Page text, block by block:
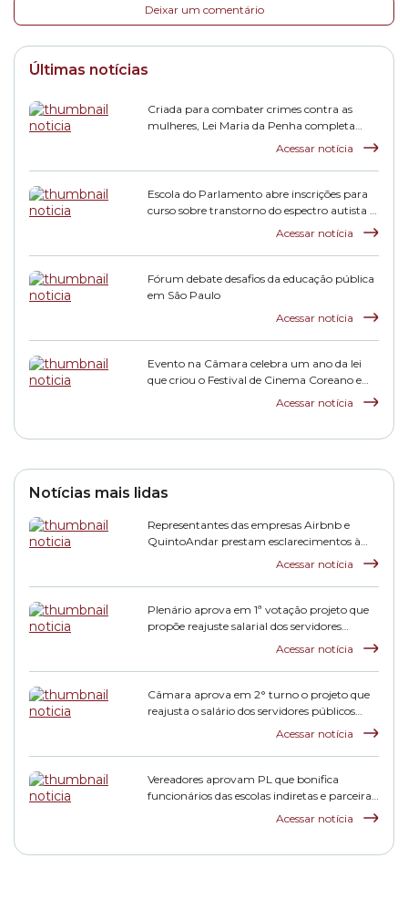
Deixar um comentário
Últimas notícias
Criada para combater crimes contra as
mulheres, Lei Maria da Penha completa
Acessar notícia
Escola do Parlamento abre inscrições para
curso sobre transtorno do espectro autista e
Acessar notícia
Fórum debate desafios da educação pública
em São Paulo
Acessar notícia
Evento na Câmara celebra um ano da lei
que criou o Festival de Cinema Coreano em
Acessar notícia
Notícias mais lidas
Representantes das empresas Airbnb e
QuintoAndar prestam esclarecimentos à
Acessar notícia
Plenário aprova em 1ª votação projeto que
propõe reajuste salarial dos servidores
Acessar notícia
Câmara aprova em 2° turno o projeto que
reajusta o salário dos servidores públicos
Acessar notícia
Vereadores aprovam PL que bonifica
funcionários das escolas indiretas e parceiras
Acessar notícia